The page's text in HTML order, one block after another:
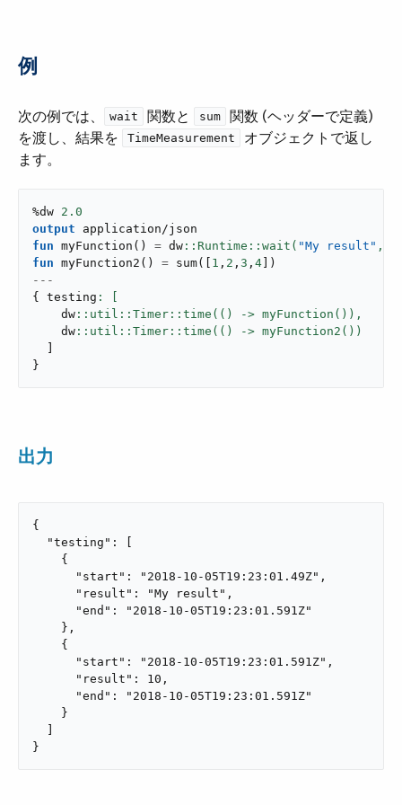
例
次の例では、​ wait ​ 関数と ​ sum
​ 関数 (ヘッダーで定義)
を渡し、結果を ​
TimeMeasurement
​ オブジェクトで返し
ます。
%dw 2.0
output
application/json
fun myFunction ( ) = dw ::Runtime::wait( "My result" ,
fun myFunction2 ( ) = sum( 1 , 2 , 3 , 4
)
---
{
testing
    dw
::util::Timer::time(() -> myFunction()),
    dw
}
出力
{
  "testing": [
    {
      "start": "2018-10-05T19:23:01.49Z",
      "result": "My result",
      "end": "2018-10-05T19:23:01.591Z"
    },
    {
      "start": "2018-10-05T19:23:01.591Z",
      "result": 10,
      "end": "2018-10-05T19:23:01.591Z"
    }
}